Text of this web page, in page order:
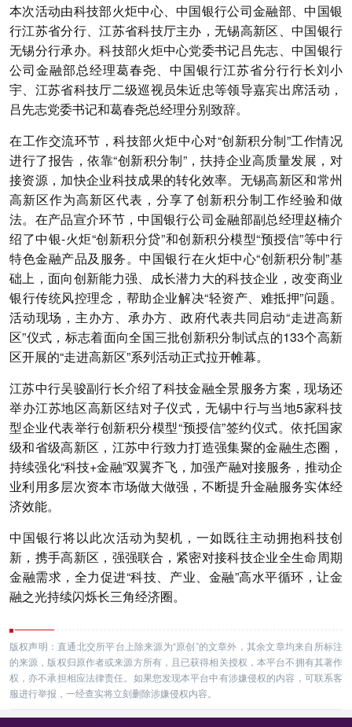
本次活动由科技部火炬中心、中国银行公司金融部、中国银
行江苏省分行、江苏省科技厅主办，无锡高新区、中国银行
无锡分行承办。科技部火炬中心党委书记吕先志、中国银行
公司金融部总经理葛春尧、中国银行江苏省分行行长刘小
宇、江苏省科技厅二级巡视员朱近忠等领导嘉宾出席活动，
吕先志党委书记和葛春尧总经理分别致辞。
在工作交流环节，科技部火炬中心对“创新积分制”工作情况
进行了报告，依靠“创新积分制”，扶持企业高质量发展，对
接资源，加快企业科技成果的转化效率。无锡高新区和常州
高新区作为高新区代表，分享了创新积分制工作经验和做
法。在产品宣介环节，中国银行公司金融部副总经理赵楠介
绍了中银-火炬“创新积分贷”和创新积分模型“预授信”等中行
特色金融产品及服务。中国银行在火炬中心“创新积分制”基
础上，面向创新能力强、成长潜力大的科技企业，改变商业
银行传统风控理念，帮助企业解决“轻资产、难抵押”问题。
活动现场，主办方、承办方、政府代表共同启动“走进高新
区”仪式，标志着面向全国三批创新积分制试点的133个高新
区开展的“走进高新区”系列活动正式拉开帷幕。
江苏中行吴骏副行长介绍了科技金融全景服务方案，现场还
举办江苏地区高新区结对子仪式，无锡中行与当地5家科技
型企业代表举行创新积分模型“预授信”签约仪式。依托国家
级和省级高新区，江苏中行致力打造强集聚的金融生态圈，
持续强化“科技+金融”双翼齐飞，加强产融对接服务，推动企
业利用多层次资本市场做大做强，不断提升金融服务实体经
济效能。
中国银行将以此次活动为契机，一如既往主动拥抱科技创
新，携手高新区，强强联合，紧密对接科技企业全生命周期
金融需求，全力促进“科技、产业、金融”高水平循环，让金
融之光持续闪烁长三角经济圈。
版权声明：直通北交所平台上除来源为“原创”的文章外，其余文章均来自所标注
的来源，版权归原作者或来源方所有，且已获得相关授权，本平台不拥有其著作
权，亦不承担相应法律责任。如果您发现本平台中有涉嫌侵权的内容，可联系客
服进行举报，一经查实将立刻删除涉嫌侵权内容。